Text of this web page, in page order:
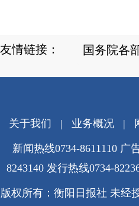
友情链接：
关于我们 | 业务概况|
新闻热线0734-8611110 广
8243140 发行热线0734-
版权所有：衡阳日报社 未经